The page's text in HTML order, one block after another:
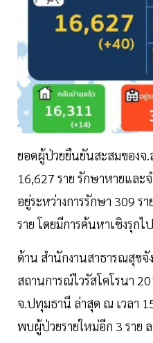
ยอดผู้ป่วยยืนยันสะสมของจ.
16,627 ราย รักษาหายและ
อยู่ระหว่างการรักษา 309 ร
ราย โดยมีการค้นหาเชิงรุกไ
ด้าน สำนักงานสาธารณสุข
สถานการณ์ไวรัสโคโรนา
จ.ปทุมธานี ล่าสุด ณ เวลา
พบผู้ป่วยรายใหม่อีก 3 รา